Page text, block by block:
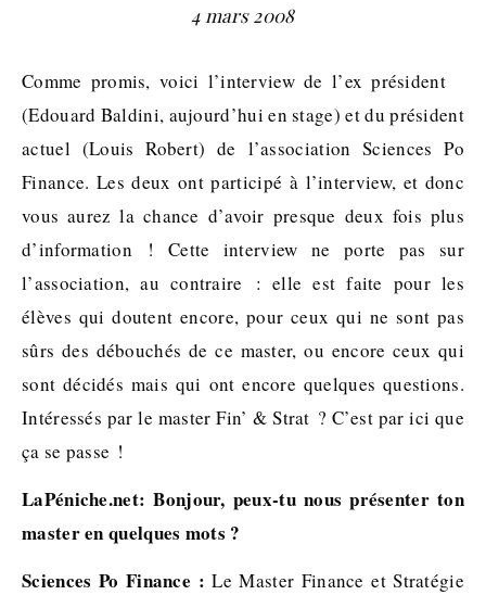
4 mars 2008
Comme promis, voici l’interview de l’ex président
(Edouard Baldini, aujourd’hui en stage) et du président
actuel (Louis Robert) de l’association Sciences Po
Finance. Les deux ont participé à l’interview, et donc
vous aurez la chance d’avoir presque deux fois plus
d’information ! Cette interview ne porte pas sur
l’association, au contraire : elle est faite pour les
élèves qui doutent encore, pour ceux qui ne sont pas
sûrs des débouchés de ce master, ou encore ceux qui
sont décidés mais qui ont encore quelques questions.
Intéressés par le master Fin’ & Strat ? C’est par ici que
ça se passe !
LaPéniche.net: Bonjour, peux-tu nous présenter ton
master en quelques mots ?
Sciences Po Finance : Le Master Finance et Stratégie